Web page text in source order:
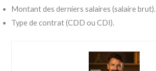
Montant des derniers salaires (salaire brut).
Type de contrat (CDD ou CDI).